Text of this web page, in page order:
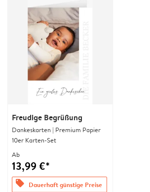
Freudige Begrüßung
Dankeskarten | Premium Papier
10er Karten-Set
Ab
13,99 €*
offers Dauerhaft günstige Preise